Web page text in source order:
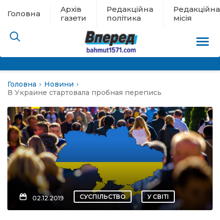
Головна
Архів
газети
Редакційна
політика
Редакційна
місія
евакуації
новини
Головна
Новини
В Украине стартовала пробная перепись
02.12.2019 СУСПІЛЬСТВО У СВІТІ